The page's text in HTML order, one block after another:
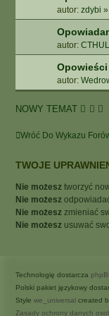
autor: zdybi »
autor:
autor:
NOWY TEMAT
Wróć Do Wykazu
TWOJE
Nie możesz tworzyć
Nie możesz
Nie możesz zmieniać
Nie możesz usuwać
Technologię dostarcza
Polski pakiet językowy
Style we_universal created
Zasady ochrony danych